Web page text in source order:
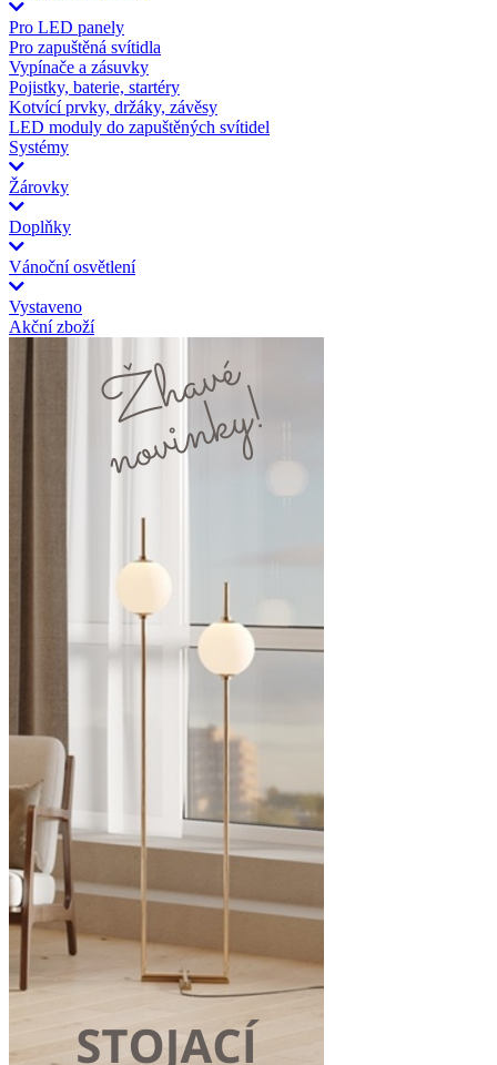
Pro LED panely
Pro zapuštěná svítidla
Vypínače a zásuvky
Pojistky, baterie, startéry
Kotvící prvky, držáky, závěsy
LED moduly do zapuštěných svítidel
Systémy
Žárovky
Doplňky
Vánoční osvětlení
Vystaveno
Akční zboží